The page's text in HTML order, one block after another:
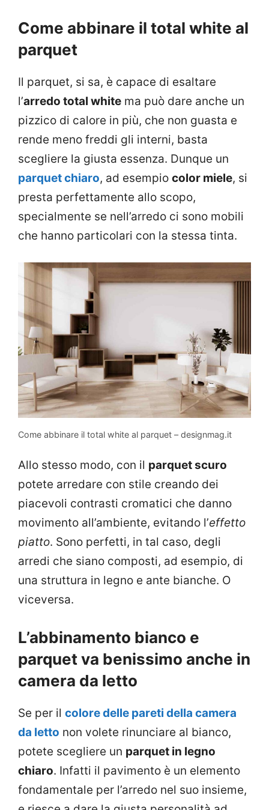
Come abbinare il total white al
parquet
Il parquet, si sa, è capace di esaltare
l’arredo total white ma può dare anche un
pizzico di calore in più, che non guasta e
rende meno freddi gli interni, basta
scegliere la giusta essenza. Dunque un
parquet chiaro, ad esempio color miele, si
presta perfettamente allo scopo,
specialmente se nell’arredo ci sono mobili
che hanno particolari con la stessa tinta.
Come abbinare il total white al parquet – designmag.it
Allo stesso modo, con il parquet scuro
potete arredare con stile creando dei
piacevoli contrasti cromatici che danno
movimento all’ambiente, evitando l’effetto
piatto. Sono perfetti, in tal caso, degli
arredi che siano composti, ad esempio, di
una struttura in legno e ante bianche. O
viceversa.
L’abbinamento bianco e
parquet va benissimo anche in
camera da letto
Se per il colore delle pareti della camera
da letto non volete rinunciare al bianco,
potete scegliere un parquet in legno
chiaro. Infatti il pavimento è un elemento
fondamentale per l’arredo nel suo insieme,